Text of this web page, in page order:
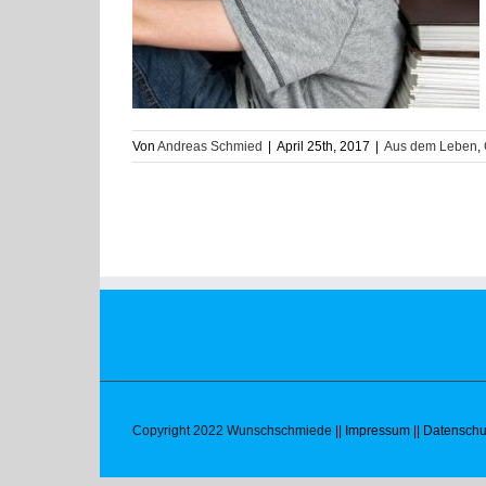
Von Andreas Schmied April 25th, 2017 Aus dem Leben,
Copyright 2022 Wunschschmiede || Impressum ||